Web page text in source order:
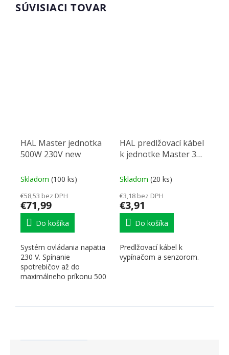
SÚVISIACI TOVAR
HAL Master jednotka
500W 230V new
Skladom (100 ks)
€58,53 bez DPH
€71,99
Do košíka
Systém ovládania napätia
230 V. Spínanie
spotrebičov až do
maximálneho príkonu 500
HAL predlžovací kábel
k jednotke Master 3m
Skladom (20 ks)
€3,18 bez DPH
€3,91
Do košíka
Predlžovací kábel k
vypínačom a senzorom.